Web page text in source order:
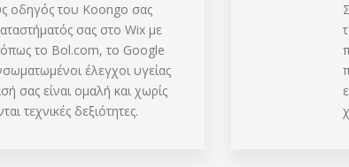
οδηγός του Koongo σας
σας στο Wix με
το Bol.com, το Google
έλεγχοι υγείας
σας είναι ομαλή και χωρίς
τεχνικές δεξιότητες.